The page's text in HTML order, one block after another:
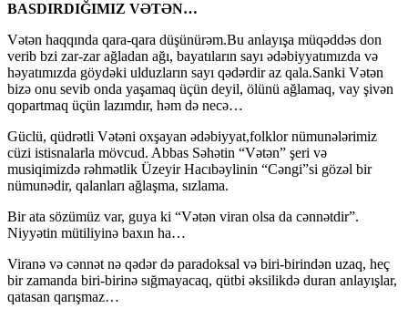
BASDIRDIĞIMIZ VƏTƏN…
Vətən haqqında qara-qara düşünürəm.Bu anlayışa müqəddəs don
verib bzi zar-zar ağladan ağı, bayatıların sayı ədəbiyyatımızda və
həyatımızda göydəki ulduzların sayı qədərdir az qala.Sanki Vətən
bizə onu sevib onda yaşamaq üçün deyil, ölünü ağlamaq, vay şivən
qopartmaq üçün lazımdır, həm də necə…
Güclü, qüdrətli Vətəni oxşayan ədəbiyyat,folklor nümunələrimiz
cüzi istisnalarla mövcud. Abbas Səhətin “Vətən” şeri və
musiqimizdə rəhmətlik Üzeyir Hacıbəylinin “Cəngi”si gözəl bir
nümunədir, qalanları ağlaşma, sızlama.
Bir ata sözümüz var, guya ki “Vətən viran olsa da cənnətdir”.
Niyyətin mütiliyinə baxın ha…
Viranə və cənnət nə qədər də paradoksal və biri-birindən uzaq, heç
bir zamanda biri-birinə sığmayacaq, qütbi əksilikdə duran anlayışlar,
qatasan qarışmaz…